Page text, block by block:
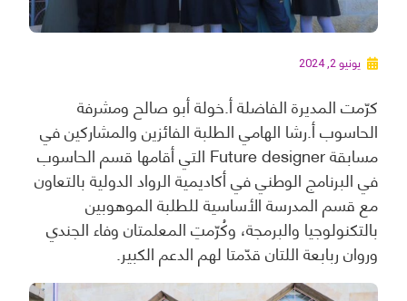
يونيو 2, 2024
كرّمت المديرة الفاضلة أ.خولة أبو صالح ومشرفة
الحاسوب أ.رشا الهامي الطلبة الفائزين والمشاركين في
مسابقة Future designer التي أقامها قسم الحاسوب
في البرنامج الوطني في أكاديمية الرواد الدولية بالتعاون
مع قسم المدرسة الأساسية للطلبة الموهوبين
بالتكنولوجيا والبرمجة، وكُرّمتِ المعلمتان وفاء الجندي
وروان ربابعة اللتان قدّمتا لهم الدعم الكبير.